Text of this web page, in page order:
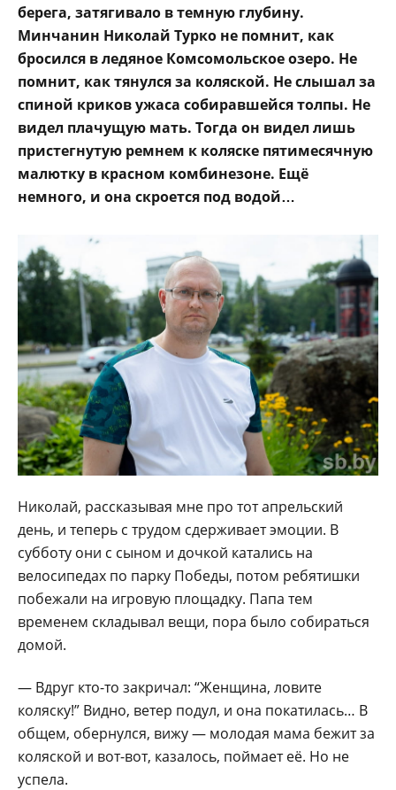
берега, затягивало в темную глубину.
Минчанин Николай Турко не помнит, как
бросился в ледяное Комсомольское озеро. Не
помнит, как тянулся за коляской. Не слышал за
спиной криков ужаса собиравшейся толпы. Не
видел плачущую мать. Тогда он видел лишь
пристегнутую ремнем к коляске пятимесячную
малютку в красном комбинезоне. Ещё
немного, и она скроется под водой…
Николай, рассказывая мне про тот апрельский
день, и теперь с трудом сдерживает эмоции. В
субботу они с сыном и дочкой катались на
велосипедах по парку Победы, потом ребятишки
побежали на игровую площадку. Папа тем
временем складывал вещи, пора было собираться
домой.
— Вдруг кто-то закричал: “Женщина, ловите
коляску!” Видно, ветер подул, и она покатилась… В
общем, обернулся, вижу — молодая мама бежит за
коляской и вот-вот, казалось, поймает её. Но не
успела.